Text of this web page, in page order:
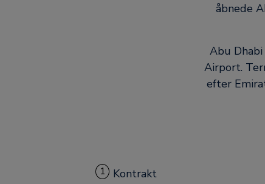
åbnede
Abu
Airport.
efter
1 Kontrakt